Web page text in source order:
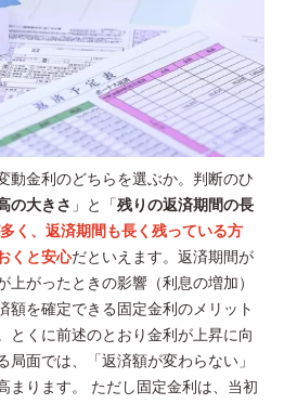
動金利のどちらを選ぶか。判断のひ
の大きさ 」と「 残りの返済期間の長
く、返済期間も長く残っている方
くと安心だといえます。返済期間が
上がったときの影響（利息の増加）
額を確定できる固定金利のメリット
とくに前述のとおり金利が上昇に向
局面では、「返済額が変わらない」
まります。 ただし固定金利は、当初